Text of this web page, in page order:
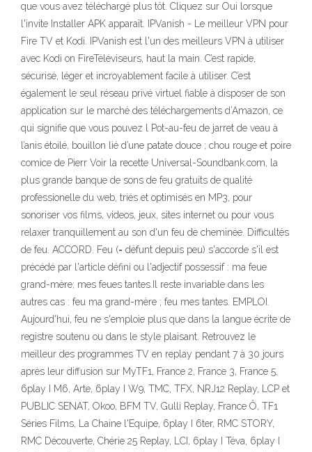
que vous avez téléchargé plus tôt. Cliquez sur Oui lorsque
l'invite Installer APK apparaît. IPVanish - Le meilleur VPN pour
Fire TV et Kodi. IPVanish est l'un des meilleurs VPN à utiliser
avec Kodi on FireTéléviseurs, haut la main. C’est rapide,
sécurisé, léger et incroyablement facile à utiliser. C’est
également le seul réseau privé virtuel fiable à disposer de son
application sur le marché des téléchargements d’Amazon, ce
qui signifie que vous pouvez l Pot-au-feu de jarret de veau à
l’anis étoilé, bouillon lié d’une patate douce ; chou rouge et poire
comice de Pierr Voir la recette Universal-Soundbank.com, la
plus grande banque de sons de feu gratuits de qualité
professionelle du web, triés et optimisés en MP3, pour
sonoriser vos films, videos, jeux, sites internet ou pour vous
relaxer tranquillement au son d'un feu de cheminée. Difficultés
de feu. ACCORD. Feu (= défunt depuis peu) s'accorde s'il est
précédé par l'article défini ou l'adjectif possessif : ma feue
grand-mère; mes feues tantes.Il reste invariable dans les
autres cas : feu ma grand-mère ; feu mes tantes. EMPLOI.
Aujourd'hui, feu ne s'emploie plus que dans la langue écrite de
registre soutenu ou dans le style plaisant. Retrouvez le
meilleur des programmes TV en replay pendant 7 à 30 jours
après leur diffusion sur MyTF1, France 2, France 3, France 5,
6play I M6, Arte, 6play I W9, TMC, TFX, NRJ12 Replay, LCP et
PUBLIC SENAT, Okoo, BFM TV, Gulli Replay, France Ô, TF1
Séries Films, La Chaine l'Equipe, 6play I 6ter, RMC STORY,
RMC Découverte, Chérie 25 Replay, LCI, 6play I Téva, 6play I